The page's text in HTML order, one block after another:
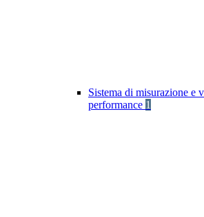
Sistema di misurazione e
performance 1